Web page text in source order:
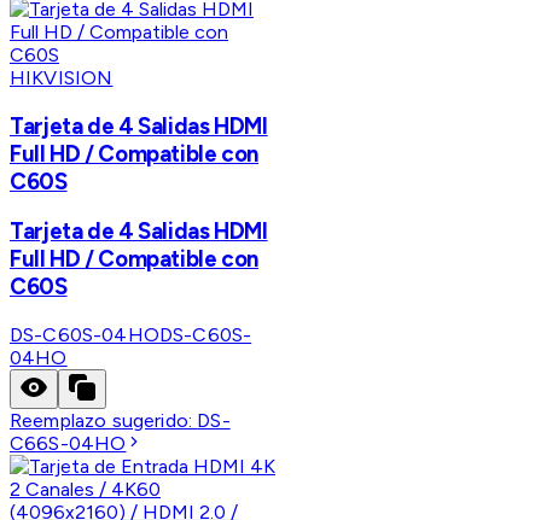
HIKVISION
Tarjeta de 4 Salidas HDMI
Full HD / Compatible con
C60S
Tarjeta de 4 Salidas HDMI
Full HD / Compatible con
C60S
DS-C60S-04HODS-C60S-
04HO
Reemplazo sugerido: DS-
C66S-04HO